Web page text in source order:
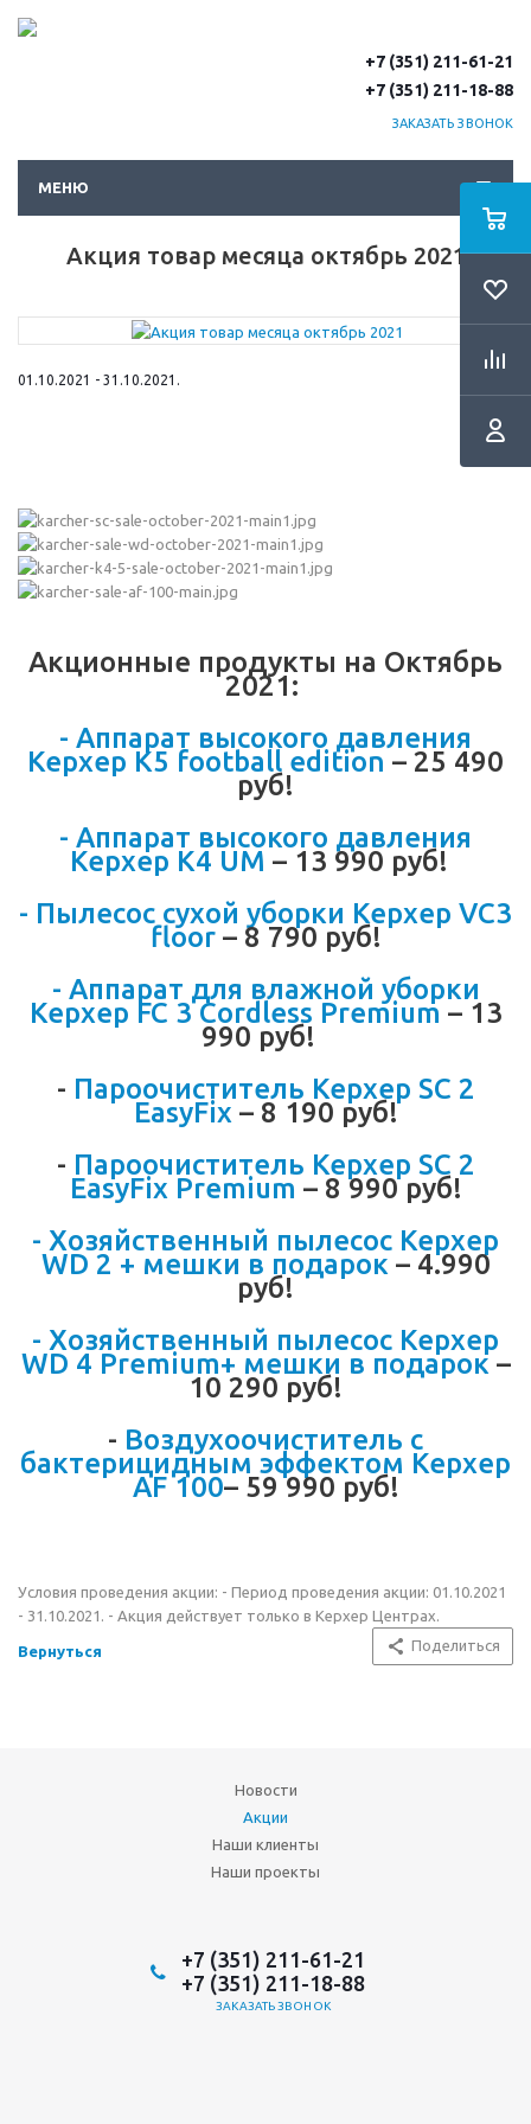
+7 (351) 211-61-21
+7 (351) 211-18-88
ЗАКАЗАТЬ ЗВОНОК
МЕНЮ
Акция товар месяца октябрь 2021
01.10.2021 - 31.10.2021.
Акционные продукты на Октябрь
2021:
- Аппарат высокого давления
Керхер K5 football edition – 25 490
руб!
- Аппарат высокого давления
Керхер K4 UM – 13 990 руб!
- Пылесос сухой уборки Керхер VC3
floor– 8 790 руб!
- Аппарат для влажной уборки
Керхер FC 3 Cordless Premium – 13
990 руб!
- Пароочиститель Керхер SC 2
EasyFix – 8 190 руб!
- Пароочиститель Керхер SC 2
EasyFix Premium – 8 990 руб!
- Хозяйственный пылесос Керхер
WD 2 + мешки в подарок – 4.990
руб!
- Хозяйственный пылесос Керхер
WD 4 Premium+ мешки в подарок –
10 290 руб!
- Воздухоочиститель с
бактерицидным эффектом Керхер
AF 100– 59 990 руб!
Условия проведения акции: - Период проведения акции: 01.10.2021
- 31.10.2021. - Акция действует только в Керхер Центрах.
Вернуться Поделиться
Новости
Акции
Наши клиенты
Наши проекты
+7 (351) 211-61-21
+7 (351) 211-18-88
ЗАКАЗАТЬ ЗВОНОК